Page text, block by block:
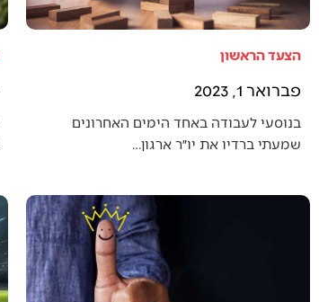
הצעד הראשון
פברואר 1, 2023
בנוסעי לעבודה באחד הימים האחרונים
שמעתי ברדיו את יו״ר ארגון…